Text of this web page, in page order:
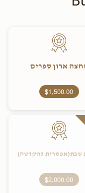
ארון ספרים
$1,500.00
שבת(אפשרות להקדשה)
$2,000.00